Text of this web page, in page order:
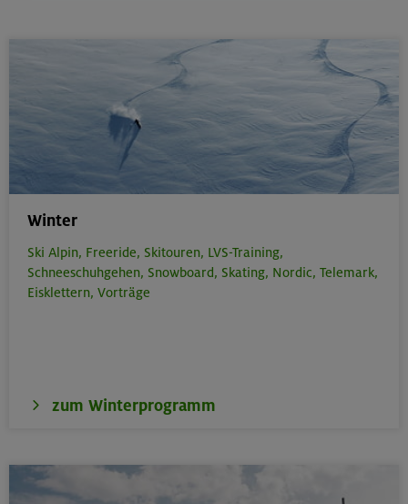
Winter
Ski Alpin, Freeride, Skitouren, LVS-Training,
Schneeschuhgehen, Snowboard, Skating, Nordic, Telemark,
Eisklettern, Vorträge
zum Winterprogramm